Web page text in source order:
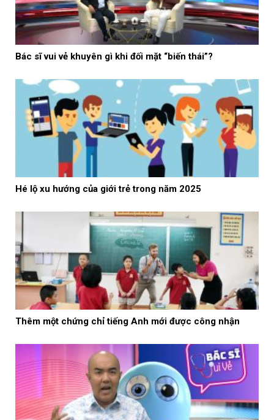
Bác sĩ vui vẻ khuyên gì khi đối mặt “biến thái”?
Hé lộ xu hướng của giới trẻ trong năm 2025
Thêm một chứng chỉ tiếng Anh mới được công nhận